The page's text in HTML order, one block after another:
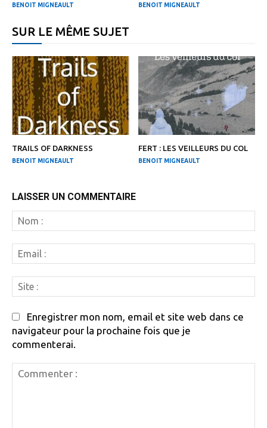
BENOIT MIGNEAULT BENOIT MIGNEAULT
SUR LE MÊME SUJET
TRAILS OF DARKNESS
BENOIT MIGNEAULT
FERT : LES VEILLEURS DU COL
BENOIT MIGNEAULT
LAISSER UN COMMENTAIRE
:
:
:
Enregistrer mon nom, email et site web dans ce
navigateur pour la prochaine fois que je
commenterai.